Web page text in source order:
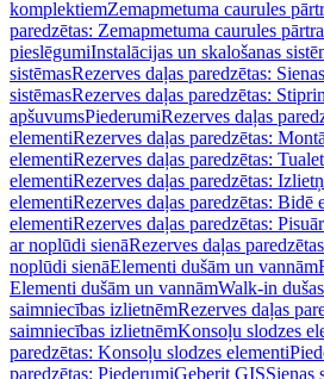
komplektiemZemapmetuma caurules
paredzētas: Zemapmetuma caurules
pieslēgumiInstalācijas un skalošanas
sistēmasRezerves daļas paredzētas:
sistēmasRezerves daļas paredzētas:
apšuvumsPiederumiRezerves daļas
elementiRezerves daļas paredzētas:
elementiRezerves daļas paredzētas:
elementiRezerves daļas paredzētas:
elementiRezerves daļas paredzētas: Bidē
elementiRezerves daļas paredzētas:
ar noplūdi sienāRezerves daļas
noplūdi sienāElementi dušām un vannām
Elementi dušām un vannāmWalk-in
saimniecības izlietnēmRezerves daļas
saimniecības izlietnēmKonsoļu slodzes
paredzētas: Konsoļu slodzes elementi
paredzētas: PiederumiGeberit GISSienas